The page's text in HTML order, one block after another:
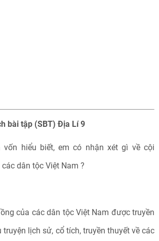
bài tập (SBT) Địa Lí 9
vốn hiểu biết, em có nhận xét gì về cội
dân tộc Việt Nam ?
của các dân tộc Việt Nam được truyền
lịch sử, cổ tích, truyền thuyết về các